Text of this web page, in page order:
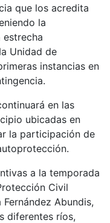
que los acredita
la
estrecha
Unidad de
instancias en
en las
ubicadas en
la participación de
a la temporada
Civil
Abundis,
diferentes ríos,